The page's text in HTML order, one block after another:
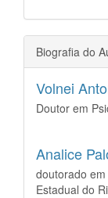
Biografia do
Volnei
Doutor em
Analice
doutorado
Estadual do